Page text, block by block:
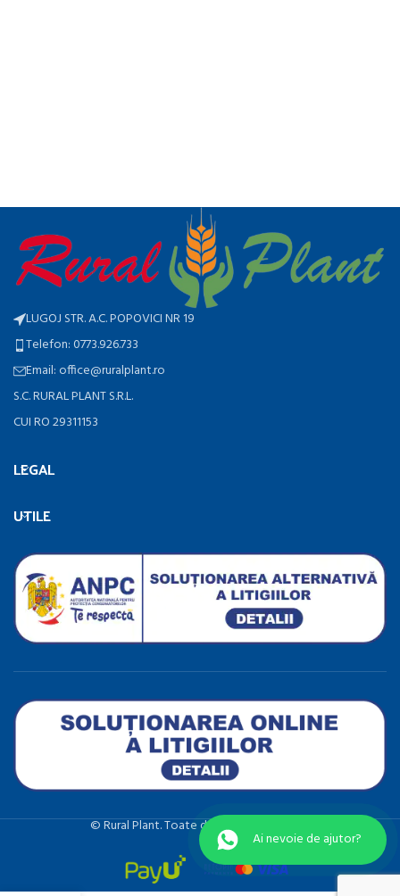
LUGOJ STR. A.C. POPOVICI NR 19
Telefon: 0773.926.733
Email: office@ruralplant.ro
S.C. RURAL PLANT S.R.L.
CUI RO 29311153
LEGAL
UTILE
©️ Rural Plant. Toate drepturile rezervate.
Ai nevoie de ajutor?